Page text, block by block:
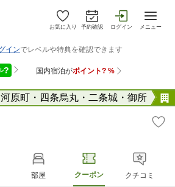
お気に入り 予約確認 ログイン メニュー
河原町・四条烏丸・二条城・御所
部屋 クーポン クチコミ